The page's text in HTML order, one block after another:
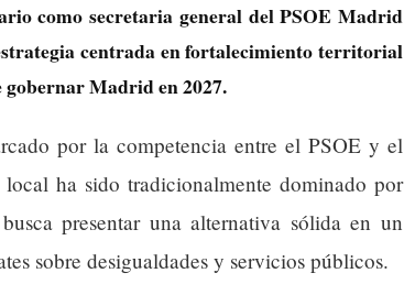
como secretaria general del PSOE Madrid
centrada en fortalecimiento territorial
Madrid en 2027.
por la competencia entre el PSOE y el
ha sido tradicionalmente dominado por
presentar una alternativa sólida en un
sobre desigualdades y servicios públicos.